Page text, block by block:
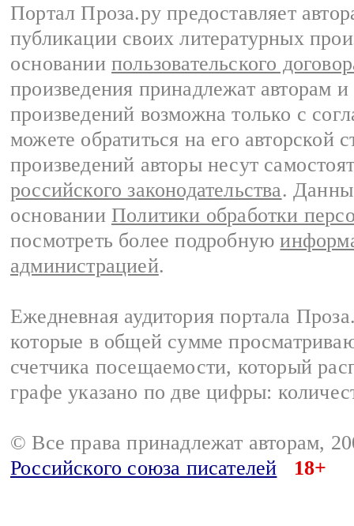
Портал Проза.ру предоставляет
публикации своих литературных
основании пользовательского
произведения принадлежат авторам
произведений возможна только с
можете обратиться на его авторской
произведений авторы несут
российского законодательства.
основании Политики обработки
посмотреть более подробную
администрацией.
Ежедневная аудитория портала
которые в общей сумме
счетчика посещаемости, который
графе указано по две цифры:
© Все права принадлежат авторам,
Российского союза писателей
18+